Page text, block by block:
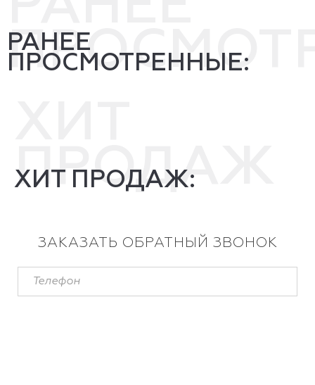
РАНЕЕ
ПРОСМОТРЕННЫЕ:
ПРОДАЖ
ХИТ ПРОДАЖ:
ЗАКАЗАТЬ ОБРАТНЫЙ ЗВОНОК